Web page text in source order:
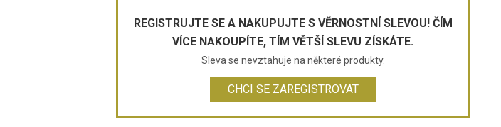
REGISTRUJTE SE A NAKUPUJTE S VĚRNOSTNÍ SLEVOU! ČÍM
VÍCE NAKOUPÍTE, TÍM VĚTŠÍ SLEVU ZÍSKÁTE.
Sleva se nevztahuje na některé produkty.
CHCI SE ZAREGISTROVAT